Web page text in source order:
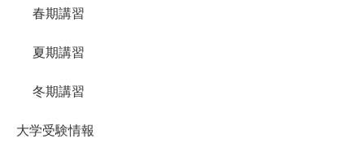
春期講習
夏期講習
冬期講習
大学受験情報